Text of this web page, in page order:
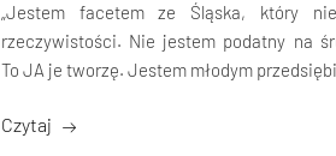
„Jestem facetem ze Śląska, który
rzeczywistości. Nie jestem podatny na
To JA je tworzę. Jestem młodym
Czytaj